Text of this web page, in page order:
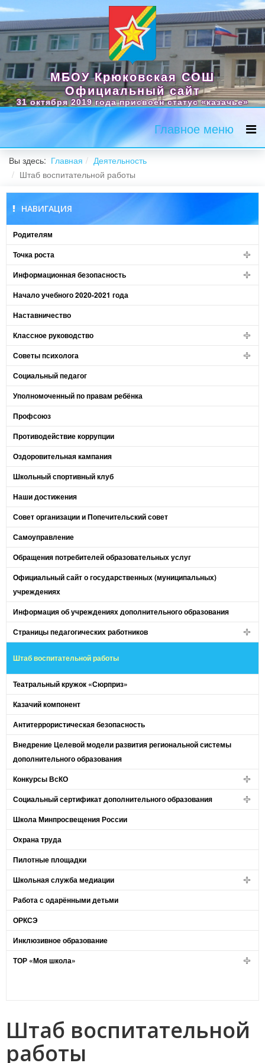
МБОУ Крюковская СОШ
Официальный сайт
31 октября 2019 года присвоен статус «казачье»
Главное меню
Вы здесь: Главная
Деятельность
Штаб воспитательной работы
НАВИГАЦИЯ
Родителям
Точка роста
Информационная безопасность
Начало учебного 2020-2021 года
Наставничество
Классное руководство
Советы психолога
Социальный педагог
Уполномоченный по правам ребёнка
Профсоюз
Противодействие коррупции
Оздоровительная кампания
Школьный спортивный клуб
Наши достижения
Совет организации и Попечительский совет
Самоуправление
Обращения потребителей образовательных услуг
Официальный сайт о государственных (муниципальных)
учреждениях
Информация об учреждениях дополнительного образования
Страницы педагогических работников
Штаб воспитательной работы
Театральный кружок «Сюрприз»
Казачий компонент
Антитеррористическая безопасность
Внедрение Целевой модели развития региональной системы
дополнительного образования
Конкурсы ВсКО
Социальный сертификат дополнительного образования
Школа Минпросвещения России
Охрана труда
Пилотные площадки
Школьная служба медиации
Работа с одарёнными детьми
ОРКСЭ
Инклюзивное образование
ТОР «Моя школа»
Штаб воспитательной
работы